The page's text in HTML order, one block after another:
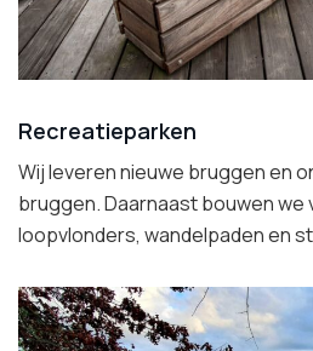
Recreatieparken
Wij leveren nieuwe bruggen en
bruggen. Daarnaast bouwen we
loopvlonders, wandelpaden en